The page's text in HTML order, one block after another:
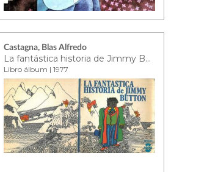
Castagna, Blas Alfredo
La fantástica historia de Jimmy Button
Libro álbum | 1977